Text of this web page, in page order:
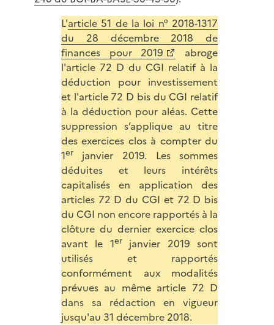
L'article 51 de la loi n° 2018-1317
du 28 décembre 2018 de
finances pour 2019
abroge
l'article 72 D du CGI relatif à la
déduction pour investissement
et l'article 72 D bis du CGI relatif
à la déduction pour aléas. Cette
suppression s’applique au titre
des exercices clos à compter du
1erjanvier 2019. Les sommes
déduites et leurs intérêts
capitalisés en application des
articles 72 D du CGI et 72 D bis
du CGI non encore rapportés à la
clôture du dernier exercice clos
avant le 1er janvier 2019 sont
utilisés et rapportés
conformément aux modalités
prévues au même article 72 D
dans sa rédaction en vigueur
jusqu'au 31 décembre 2018.